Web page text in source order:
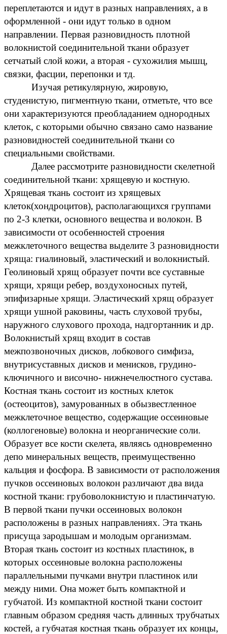
переплетаются и идут в разных направлениях, а в
оформленной - они идут только в одном
направлении. Первая разновидность плотной
волокнистой соединительной ткани образует
сетчатый слой кожи, а вторая - сухожилия мышц,
связки, фасции, перепонки и тд.
Изучая ретикулярную, жировую,
студенистую, пигментную ткани, отметьте, что все
они характеризуются преобладанием однородных
клеток, с которыми обычно связано само название
разновидностей соединительной ткани со
специальными свойствами.
Далее рассмотрите разновидности скелетной
соединительной ткани: хрящевую и костную.
Хрящевая ткань состоит из хрящевых
клеток(хондроцитов), располагающихся группами
по 2-3 клетки, основного вещества и волокон. В
зависимости от особенностей строения
межклеточного вещества выделите 3 разновидности
хряща: гиалиновый, эластический и волокнистый.
Геолиновый хрящ образует почти все суставные
хрящи, хрящи ребер, воздухоносных путей,
эпифизарные хрящи. Эластический хрящ образует
хрящи ушной раковины, часть слуховой трубы,
наружного слухового прохода, надгортанник и др.
Волокнистый хрящ входит в состав
межпозвоночных дисков, лобкового симфиза,
внутрисуставных дисков и менисков, грудино-
ключичного и височно- нижнечелюстного сустава.
Костная ткань состоит из костных клеток
(остеоцитов), замурованных в обызвестленное
межклеточное вещество, содержащие оссеиновые
(коллогеновые) волокна и неорганические соли.
Образует все кости скелета, являясь одновременно
депо минеральных веществ, преимущественно
кальция и фосфора. В зависимости от расположения
пучков оссеиновых волокон различают два вида
костной ткани: грубоволокнистую и пластинчатую.
В первой ткани пучки оссеиновых волокон
расположены в разных направлениях. Эта ткань
присуща зародышам и молодым организмам.
Вторая ткань состоит из костных пластинок, в
которых оссеиновые волокна расположены
параллельными пучками внутри пластинок или
между ними. Она может быть компактной и
губчатой. Из компактной костной ткани состоит
главным образом средняя часть длинных трубчатых
костей, а губчатая костная ткань образует их концы,